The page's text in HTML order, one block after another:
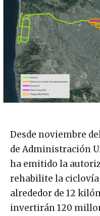
Desde noviembre
de Administración
ha emitido la
rehabilite la ciclovía
alrededor de 12
invertirán 120